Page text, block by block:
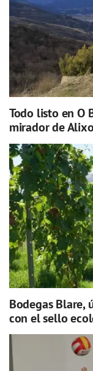
Todo listo en O
mirador de Alixo
Bodegas Blare,
con el sello